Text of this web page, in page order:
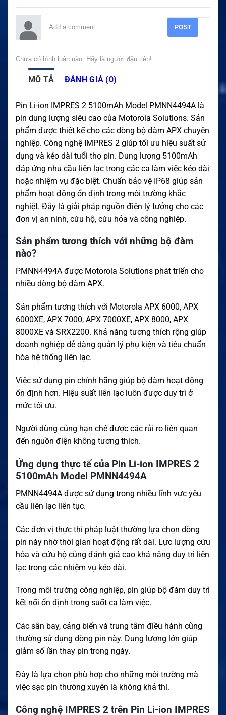
POST
Chưa có bình luận nào. Hãy là người đầu tiên!
MÔ TẢ ĐÁNH GIÁ (0)
Pin Li-ion IMPRES 2 5100mAh Model PMNN4494A là
pin dung lượng siêu cao của Motorola Solutions. Sản
phẩm được thiết kế cho các dòng bộ đàm APX chuyên
nghiệp. Công nghệ IMPRES 2 giúp tối ưu hiệu suất sử
dụng và kéo dài tuổi thọ pin. Dung lượng 5100mAh
đáp ứng nhu cầu liên lạc trong các ca làm việc kéo dài
hoặc nhiệm vụ đặc biệt. Chuẩn bảo vệ IP68 giúp sản
phẩm hoạt động ổn định trong môi trường khắc
nghiệt. Đây là giải pháp nguồn điện lý tưởng cho các
đơn vị an ninh, cứu hộ, cứu hỏa và công nghiệp.
Sản phẩm tương thích với những bộ đàm
nào?
PMNN4494A được Motorola Solutions phát triển cho
nhiều dòng bộ đàm APX.
Sản phẩm tương thích với Motorola APX 6000, APX
6000XE, APX 7000, APX 7000XE, APX 8000, APX
8000XE và SRX2200. Khả năng tương thích rộng giúp
doanh nghiệp dễ dàng quản lý phụ kiện và tiêu chuẩn
hóa hệ thống liên lạc.
Việc sử dụng pin chính hãng giúp bộ đàm hoạt động
ổn định hơn. Hiệu suất liên lạc luôn được duy trì ở
mức tối ưu.
Người dùng cũng hạn chế được các rủi ro liên quan
đến nguồn điện không tương thích.
Ứng dụng thực tế của Pin Li-ion IMPRES 2
5100mAh Model PMNN4494A
PMNN4494A được sử dụng trong nhiều lĩnh vực yêu
cầu liên lạc liên tục.
Các đơn vị thực thi pháp luật thường lựa chọn dòng
pin này nhờ thời gian hoạt động rất dài. Lực lượng cứu
hỏa và cứu hộ cũng đánh giá cao khả năng duy trì liên
lạc trong các nhiệm vụ kéo dài.
Trong môi trường công nghiệp, pin giúp bộ đàm duy trì
kết nối ổn định trong suốt ca làm việc.
Các sân bay, cảng biển và trung tâm điều hành cũng
thường sử dụng dòng pin này. Dung lượng lớn giúp
giảm số lần thay pin trong ngày.
Đây là lựa chọn phù hợp cho những môi trường mà
việc sạc pin thường xuyên là không khả thi.
Công nghệ IMPRES 2 trên Pin Li-ion IMPRES